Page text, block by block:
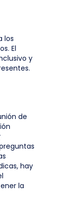
los
El
y
de
hay
la